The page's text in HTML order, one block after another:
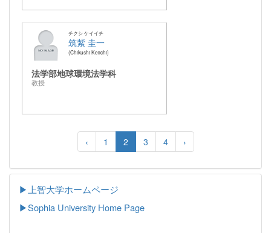
チクシ ケイイチ
筑紫 圭一
Chikushi Keiichi
法学部地球環境法学科
教授
‹ 1 2 3 4 ›
▶上智大学ホームページ
▶Sophia University Home Page